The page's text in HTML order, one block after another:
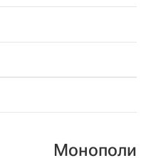
Монополи